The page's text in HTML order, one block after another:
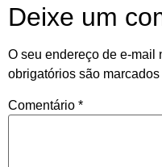
Deixe um
O seu endereço de e-mail
obrigatórios são marcados
Comentário *